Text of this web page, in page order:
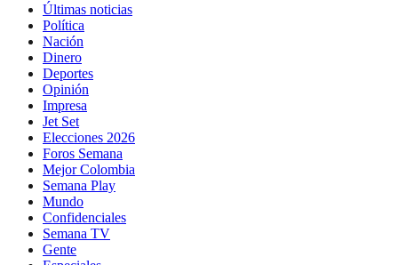
Últimas noticias
Política
Nación
Dinero
Deportes
Opinión
Impresa
Jet Set
Elecciones 2026
Foros Semana
Mejor Colombia
Semana Play
Mundo
Confidenciales
Semana TV
Gente